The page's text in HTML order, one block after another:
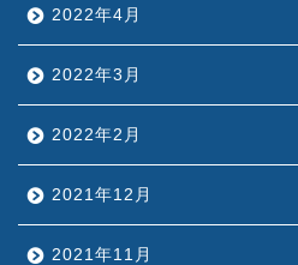
2022年4月
2022年3月
2022年2月
2021年12月
2021年11月